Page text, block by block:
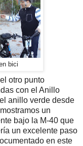
bici
otro punto
con el Anillo
anillo verde desde
un
bajo la M-40 que
un excelente paso
en este